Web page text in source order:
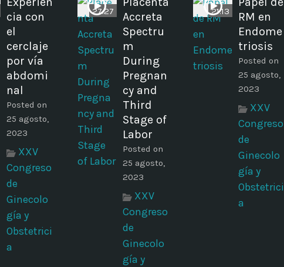
cia con
el
cerclaje
por vía
abdomi
nal
Posted on
25 agosto,
2023
XXV
Congreso
de
Ginecolo
gía y
Obstetrici
a
27:27
Accreta
Spectru
m
During
Pregnan
cy and
Third
Stage of
Labor
Posted on
25 agosto,
2023
XXV
Congreso
de
Ginecolo
gía y
21:13
RM en
Endome
triosis
Posted on
25 agosto,
2023
XXV
Congreso
de
Ginecolo
gía y
Obstetrici
a